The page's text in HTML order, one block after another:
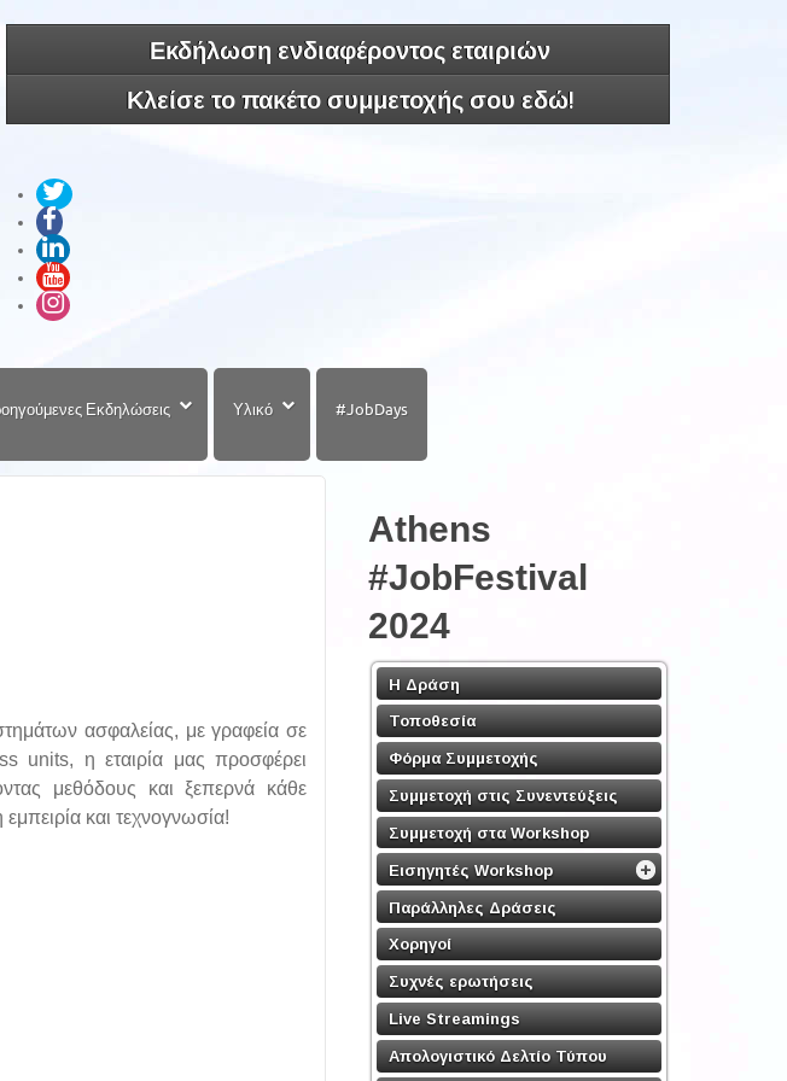
Εκδήλωση ενδιαφέροντος εταιριών
Κλείσε το πακέτο συμμετοχής σου εδώ!
Εκδηλώσεις Υλικό #JobDays
ασφαλείας, με γραφεία σε
η εταιρία μας προσφέρει
μεθόδους και ξεπερνά κάθε
και τεχνογνωσία!
Athens
#JobFestival
2024
Η Δράση
Τοποθεσία
Φόρμα Συμμετοχής
Συμμετοχή στις Συνεντεύξεις
Συμμετοχή στα Workshop
Εισηγητές Workshop
Παράλληλες Δράσεις
Χορηγοί
Συχνές ερωτήσεις
Live Streamings
Απολογιστικό Δελτίο Τύπου